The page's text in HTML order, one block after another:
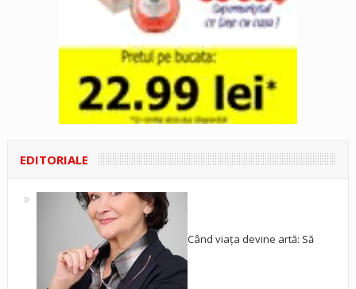
EDITORIALE
Când viața devine artă: Să